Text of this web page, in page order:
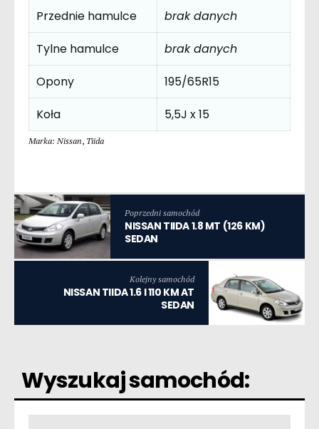
Przednie hamulce
brak danych
Tylne hamulce
brak danych
Opony
195/65R15
Koła
5,5J x 15
Marka: Nissan, Tiida
Poprzedni samochód
NISSAN TIIDA 1.8 MT (126 KM)
SEDAN
Kolejny samochód
NISSAN TIIDA 1.6 I 110 KM AT
SEDAN
Wyszukaj samochód: